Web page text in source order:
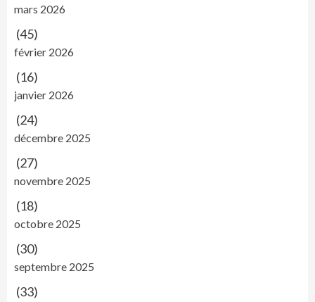
mars 2026
(45)
février 2026
(16)
janvier 2026
(24)
décembre 2025
(27)
novembre 2025
(18)
octobre 2025
(30)
septembre 2025
(33)